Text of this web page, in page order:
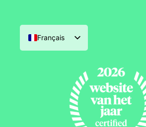
Français
Nederlands